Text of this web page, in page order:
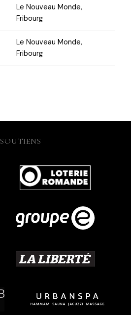
Le Nouveau Monde,
Fribourg
Le Nouveau Monde,
Fribourg
SOUTIENS